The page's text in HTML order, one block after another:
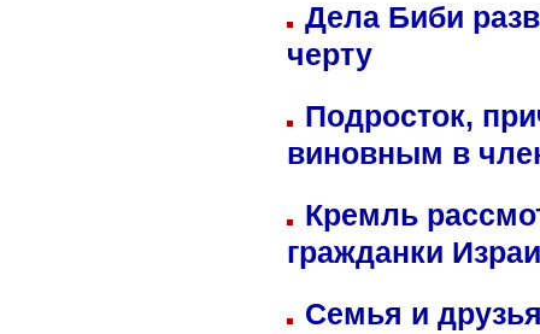
Дела Биби
черту
Подросток,
виновным в
Кремль
гражданки
Семья и